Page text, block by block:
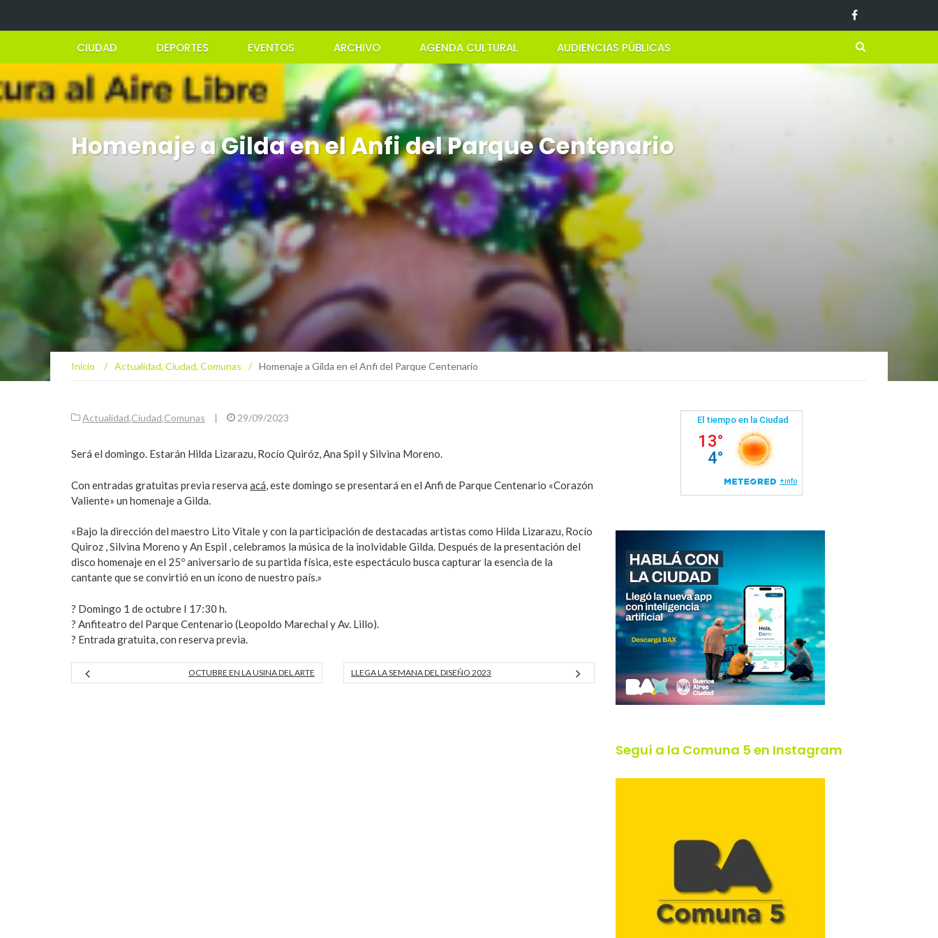
CIUDAD DEPORTES EVENTOS ARCHIVO AGENDA CULTURAL AUDIENCIAS PÚBLICAS
Homenaje a Gilda en el Anfi del Parque Centenario
Inicio / Actualidad, Ciudad, Comunas / Homenaje a Gilda en el Anfi del Parque Centenario
Actualidad,Ciudad,Comunas | 29/09/2023
Será el domingo. Estarán Hilda Lizarazu, Rocío Quiróz, Ana Spil y Silvina Moreno.
Con entradas gratuitas previa reserva acá , este domingo se presentará en el Anfi de Parque Centenario «Corazón
Valiente» un homenaje a Gilda.
«Bajo la dirección del maestro Lito Vitale y con la participación de destacadas artistas como Hilda Lizarazu, Rocío
Quiroz , Silvina Moreno y An Espil , celebramos la música de la inolvidable Gilda. Después de la presentación del
disco homenaje en el 25º aniversario de su partida física, este espectáculo busca capturar la esencia de la
cantante que se convirtió en un ícono de nuestro país.»
? Domingo 1 de octubre I 17:30 h.
? Anfiteatro del Parque Centenario (Leopoldo Marechal y Av. Lillo).
? Entrada gratuita, con reserva previa.
OCTUBRE EN LA USINA DEL ARTE LLEGA LA SEMANA DEL DISEÑO 2023
Seguí a la Comuna 5 en Instagram